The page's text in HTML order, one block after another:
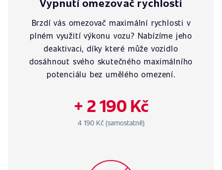
Brzdí vás omezovač maximální rychlosti v
plném využití výkonu vozu? Nabízíme jeho
deaktivaci, díky které může vozidlo
dosáhnout svého skutečného maximálního
potenciálu bez umělého omezení.
+ 2 190 Kč
4 190 Kč (samostatně)